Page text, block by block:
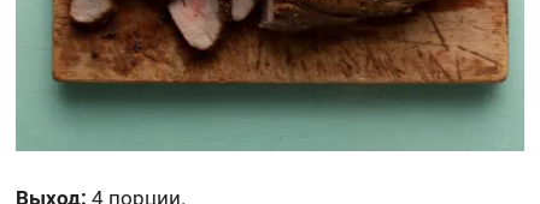
Выход: 4 порции.